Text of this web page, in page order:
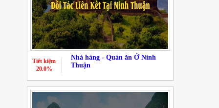
Nhà hàng - Quán ăn Ở Ninh
Thuận
Tiết kiệm
20.0%